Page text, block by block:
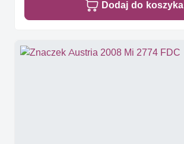
Dodaj do koszyka